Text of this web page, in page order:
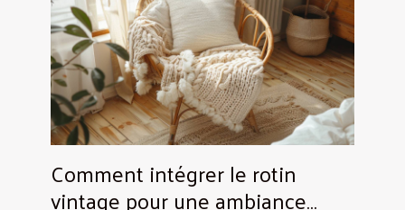
Comment intégrer le rotin
vintage pour une ambiance